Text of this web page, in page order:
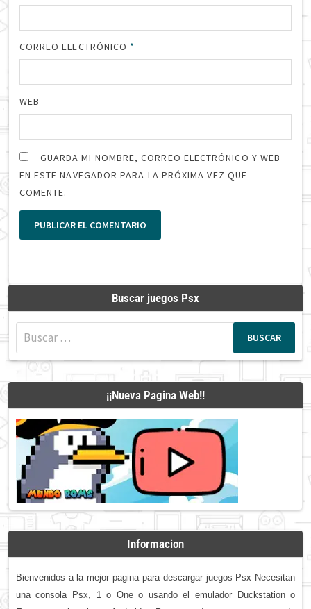
CORREO ELECTRÓNICO *
WEB
GUARDA MI NOMBRE, CORREO ELECTRÓNICO Y WEB
EN ESTE NAVEGADOR PARA LA PRÓXIMA VEZ QUE
COMENTE.
Buscar juegos Psx
Buscar:
¡¡Nueva Pagina Web!!
Informacion
Bienvenidos a la mejor pagina para descargar juegos Psx Necesitan
una consola Psx, 1 o One o usando el emulador Duckstation o